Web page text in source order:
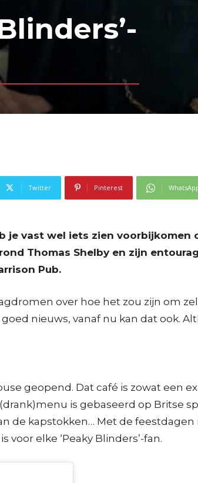
Twitter Pinterest
vast wel iets zien voorbijkomen
Thomas Shelby en zijn
Pub.
over hoe het zou zijn om
nieuws, vanaf nu kan dat ook.
geopend. Dat café is zowat een
is gebaseerd op Britse
de kapstokken… Met de
elke ‘Peaky Blinders’-fan.